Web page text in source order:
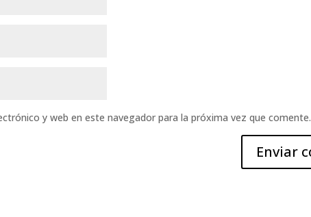
y web en este navegador para la próxima vez que comente.